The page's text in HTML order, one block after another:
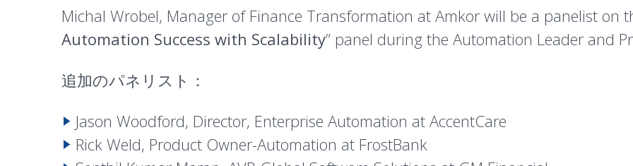
Michal Wrobel, Manager of Finance Transformation at Amkor will be a panelist on
Automation Success with Scalability” panel during the Automation Leader and
追加のパネリスト：
Jason Woodford, Director, Enterprise Automation at AccentCare
Rick Weld, Product Owner-Automation at FrostBank